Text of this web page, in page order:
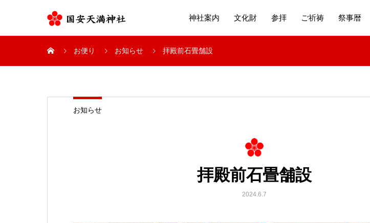
神社案内 文化財 参拝 ご祈祷 祭事暦
お便り お知らせ 拝殿前石畳舗設
お知らせ
拝殿前石畳舗設
2024.6.7